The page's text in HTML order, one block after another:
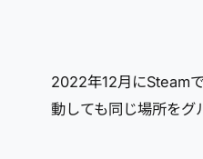
2022年12月にSteam
動しても同じ場所をグ